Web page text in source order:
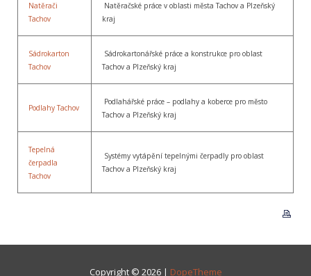
Natěrači
Tachov
Natěračské práce v oblasti města Tachov a Plzeňský
kraj
Sádrokarton
Tachov
Sádrokartonářské práce a konstrukce pro oblast
Tachov a Plzeňský kraj
Podlahy Tachov
Podlahářské práce – podlahy a koberce pro město
Tachov a Plzeňský kraj
Tepelná
čerpadla
Tachov
Systémy vytápění tepelnými čerpadly pro oblast
Tachov a Plzeňský kraj
Copyright © 2026 | DopeTheme